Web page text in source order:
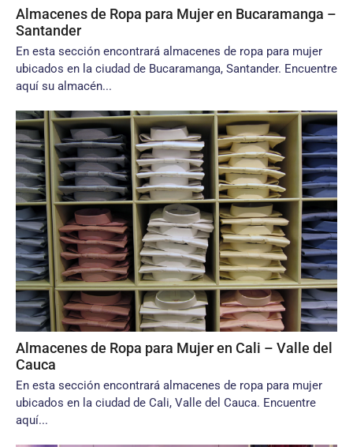
Almacenes de Ropa para Mujer en Bucaramanga –
Santander
En esta sección encontrará almacenes de ropa para mujer
ubicados en la ciudad de Bucaramanga, Santander. Encuentre
aquí su almacén...
Almacenes de Ropa para Mujer en Cali – Valle del
Cauca
En esta sección encontrará almacenes de ropa para mujer
ubicados en la ciudad de Cali, Valle del Cauca. Encuentre
aquí...